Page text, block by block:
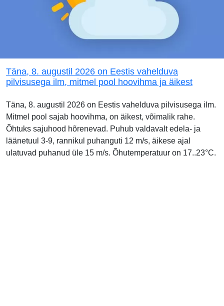
Täna, 8. augustil 2026 on Eestis vahelduva
pilvisusega ilm, mitmel pool hoovihma ja äikest
Täna, 8. augustil 2026 on Eestis vahelduva pilvisusega ilm.
Mitmel pool sajab hoovihma, on äikest, võimalik rahe.
Õhtuks sajuhood hõrenevad. Puhub valdavalt edela- ja
läänetuul 3-9, rannikul puhanguti 12 m/s, äikese ajal
ulatuvad puhanud üle 15 m/s. Õhutemperatuur on 17..23°C.